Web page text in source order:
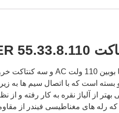
شیشه ای 11 پایه فیندر سری 55.33 برای رسانایی
رله های مغناطیسی فیندر از